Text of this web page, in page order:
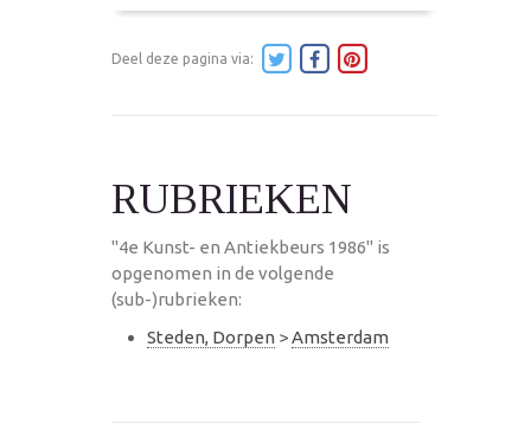
Deel deze pagina via:
RUBRIEKEN
"4e Kunst- en Antiekbeurs 1986" is
opgenomen in de volgende
(sub-)rubrieken:
Steden, Dorpen >Amsterdam